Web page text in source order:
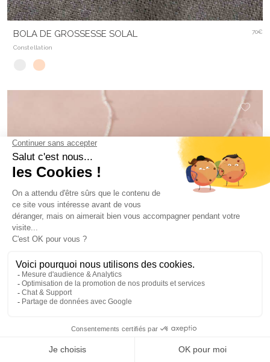
BOLA DE GROSSESSE SOLAL
Constellation
70€